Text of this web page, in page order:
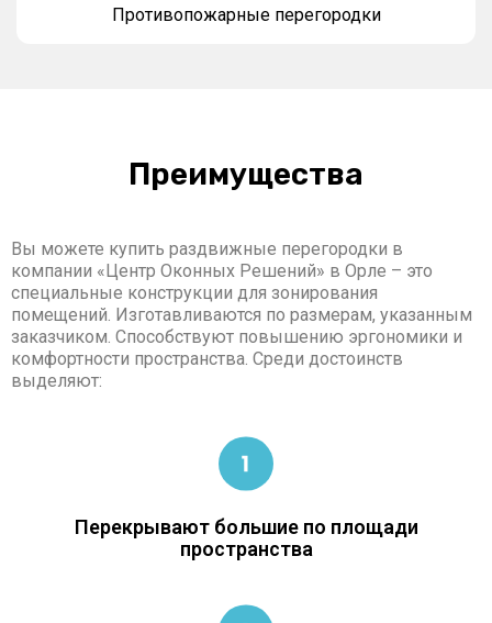
Противопожарные перегородки
Преимущества
Вы можете купить раздвижные перегородки в
компании «Центр Оконных Решений» в Орле – это
специальные конструкции для зонирования
помещений. Изготавливаются по размерам, указанным
заказчиком. Способствуют повышению эргономики и
комфортности пространства. Среди достоинств
выделяют:
Перекрывают большие по площади
пространства